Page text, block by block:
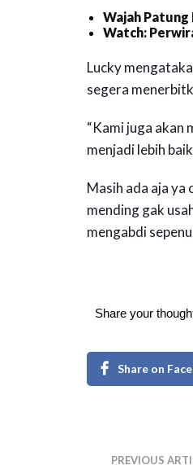
Wajah
Watch:
Lucky
segera
“Kami juga akan
menjadi lebih
Masih ada aja ya
mending gak
mengabdi
Share your
Share on
PREVIOUS